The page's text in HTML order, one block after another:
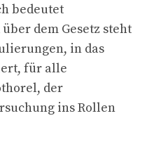
bedeutet
dem Gesetz steht
in das
für alle
der
ins Rollen